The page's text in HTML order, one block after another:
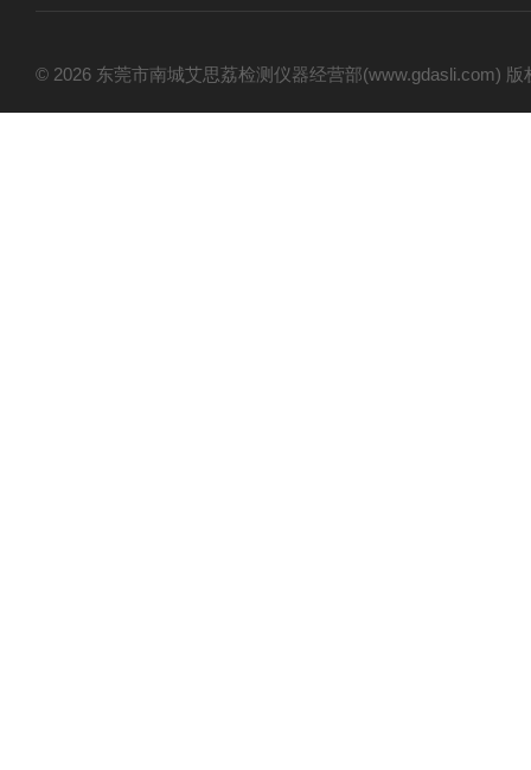
© 2026 东莞市南城艾思荔检测仪器经营部(www.gdasli.com)